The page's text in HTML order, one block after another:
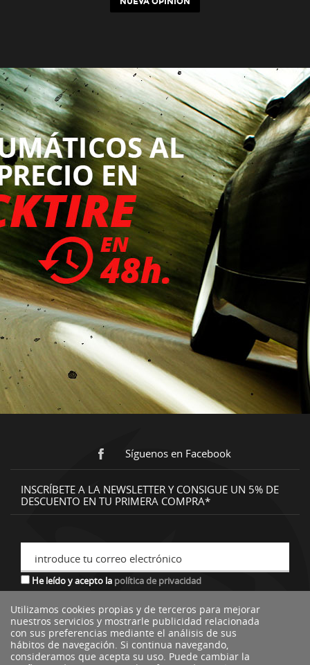
Síguenos en Facebook
INSCRÍBETE A LA NEWSLETTER Y CONSIGUE UN 5% DE
DESCUENTO EN TU PRIMERA COMPRA*
introduce tu correo electrónico
He leído y acepto la política de privacidad
*descuento no acumulable a otras ofertas o promociones.
Utilizamos cookies propias y de terceros para mejorar
nuestros servicios y mostrarle publicidad relacionada
con sus preferencias mediante el análisis de sus
hábitos de navegación. Si continua navegando,
consideramos que acepta su uso. Puede cambiar la